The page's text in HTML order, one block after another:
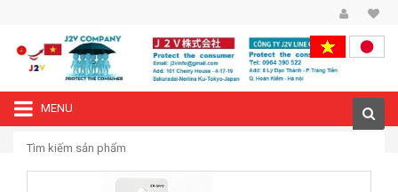
MENU
Máy cắt lông mũi Panasonic ER-GN10-K